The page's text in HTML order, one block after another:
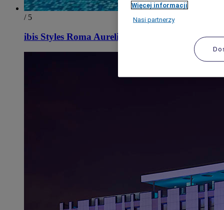
/ 5
ibis Styles Roma Aurelia
Więcej informacji
Nasi partnerzy